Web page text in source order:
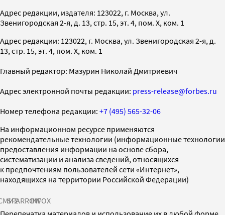
Адрес редакции, издателя: 123022, г. Москва, ул.
Звенигородская 2-я, д. 13, стр. 15, эт. 4, пом. X, ком. 1
Адрес редакции: 123022, г. Москва, ул. Звенигородская 2-я, д.
13, стр. 15, эт. 4, пом. X, ком. 1
Главный редактор: Мазурин Николай Дмитриевич
Адрес электронной почты редакции: press-release@forbes.ru
Номер телефона редакции: +7 (495) 565-32-06
На информационном ресурсе применяются
рекомендательные технологии (информационные технологии
предоставления информации на основе сбора,
систематизации и анализа сведений, относящихся
к предпочтениям пользователей сети «Интернет»,
находящихся на территории Российской Федерации)
SPARROWINFOX